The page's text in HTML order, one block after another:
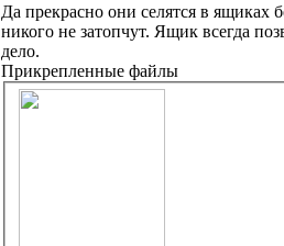
Да прекрасно они селятся в
никого не затопчут. Ящик всегда
дело.
Прикрепленные файлы